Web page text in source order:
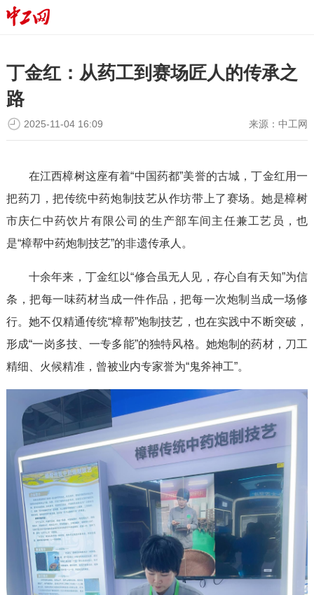
丁金红：从药工到赛场匠人的传承之
路
来源：中工网
2025-11-04 16:09
在江西樟树这座有着“中国药都”美誉的古城，丁金红用一
把药刀，把传统中药炮制技艺从作坊带上了赛场。她是樟树
市庆仁中药饮片有限公司的生产部车间主任兼工艺员，也
是“樟帮中药炮制技艺”的非遗传承人。
十余年来，丁金红以“修合虽无人见，存心自有天知”为信
条，把每一味药材当成一件作品，把每一次炮制当成一场修
行。她不仅精通传统“樟帮”炮制技艺，也在实践中不断突破，
形成“一岗多技、一专多能”的独特风格。她炮制的药材，刀工
精细、火候精准，曾被业内专家誉为“鬼斧神工”。